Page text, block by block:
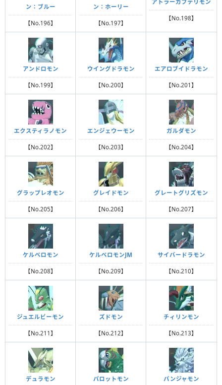
ン：ブルー
【No.196】
ン：ホーリー
【No.197】
アトラーカブテリモン
【No.198】
アンドロモン
【No.199】
ウイングドラモン
【No.200】
エアロブイドラモン
【No.201】
エクスティラノモン
【No.202】
エンジェウーモン
【No.203】
ガルダモン
【No.204】
グラップレオモン
【No.205】
グレイドモン
【No.206】
グレートグリズモン
【No.207】
ケルベロモン
【No.208】
ケルベロモンJM
【No.209】
サイバードラモン
【No.210】
ジュエルビーモン
【No.211】
ズドモン
【No.212】
チィリンモン
【No.213】
デュラモン パロットモン パンジャモン